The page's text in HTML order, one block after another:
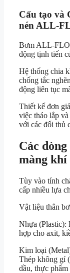
Cấu tạo và
nén ALL-
Bơm ALL-FLO
động tịnh tiến
Hệ thống chia
chống tắc
động liên tục
Thiết kế đơn
việc tháo lắp
với các đối thủ
Các
màng
Tùy vào tính
cấp nhiều lựa
Vật liệu thân
Nhựa (Plastic):
hợp cho axit,
Kim loại
Thép không gỉ
dầu, thực